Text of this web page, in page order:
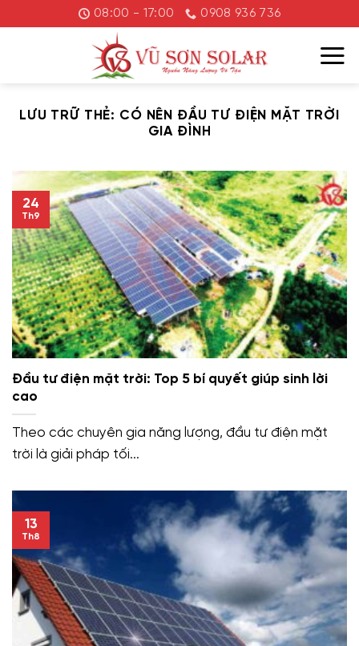
đến
08:00 - 17:00 0908 936 736
LƯU TRỮ THẺ: CÓ NÊN ĐẦU TƯ ĐIỆN MẶT TRỜI
GIA ĐÌNH
Đầu tư điện mặt trời: Top 5 bí quyết giúp sinh lời
cao
Theo các chuyên gia năng lượng, đầu tư điện mặt
trời là giải pháp tối...
24
Th9
13
Th8